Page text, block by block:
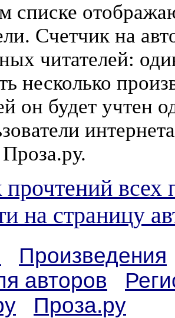
списке
Счетчик на
читателей:
несколько
он будет учтен
всех
на страницу
Произведения
авторов
Проза.ру